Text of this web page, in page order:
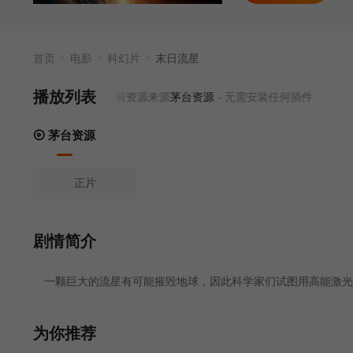
首页 电影 科幻片 末日流星
播放列表当前资源来源 茅台资源- 无需安装任何插件
茅台资源
正片
剧情简介
一颗巨大的流星有可能摧毁地球，因此科学家们试图用高能激光
为你推荐